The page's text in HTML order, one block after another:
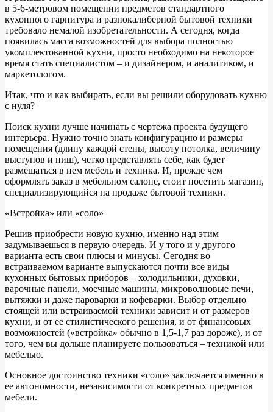
в 5-6-метровом помещении предметов стандартного
кухонного гарнитура и разнокалиберной бытовой техники
требовало немалой изобретательности. А сегодня, когда
появилась масса возможностей для выбора полностью
укомплектованной кухни, просто необходимо на некоторое
время стать специалистом – и дизайнером, и аналитиком, и
маркетологом.
Итак, что и как выбирать, если вы решили оборудовать кухню
с нуля?
Поиск кухни лучше начинать с чертежа проекта будущего
интерьера. Нужно точно знать конфигурацию и размеры
помещения (длину каждой стены, высоту потолка, величину
выступов и ниш), четко представлять себе, как будет
размещаться в нем мебель и техника. И, прежде чем
оформлять заказ в мебельном салоне, стоит посетить магазин,
специализирующийся на продаже бытовой техники.
«Встройка» или «соло»
Решив приобрести новую кухню, именно над этим
задумываешься в первую очередь. И у того и у другого
варианта есть свои плюсы и минусы. Сегодня во
встраиваемом варианте выпускаются почти все виды
кухонных бытовых приборов – холодильники, духовки,
варочные панели, моечные машины, микроволновые печи,
вытяжки и даже пароварки и кофеварки. Выбор отдельно
стоящей или встраиваемой техники зависит и от размеров
кухни, и от ее стилистического решения, и от финансовых
возможностей («встройка» обычно в 1,5-1,7 раз дороже), и от
того, чем вы дольше планируете пользоваться – техникой или
мебелью.
Основное достоинство техники «соло» заключается именно в
ее автономности, независимости от конкретных предметов
мебели.